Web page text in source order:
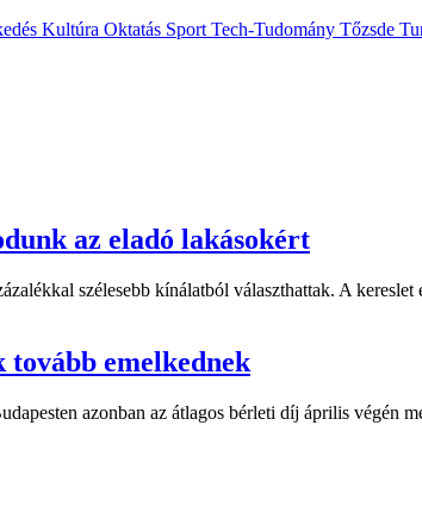
Kultúra Oktatás Sport Tech-Tudomány Tőzsde
az eladó lakásokért
szélesebb kínálatból választhattak. A
emelkednek
azonban az átlagos bérleti díj április végén